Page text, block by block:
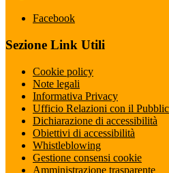
Facebook
Sezione Link Utili
Cookie policy
Note legali
Informativa Privacy
Ufficio Relazioni con il
Dichiarazione di accessibilità
Obiettivi di accessibilità
Whistleblowing
Gestione consensi cookie
Amministrazione trasparente